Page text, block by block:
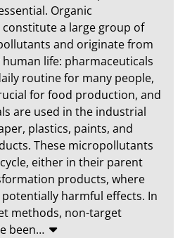
Organic
a large group of
and originate from
life: pharmaceuticals
routine for many people,
for food production, and
are used in the industrial
plastics, paints, and
These micropollutants
either in their parent
products, where
harmful effects. In
methods, non-target
been…